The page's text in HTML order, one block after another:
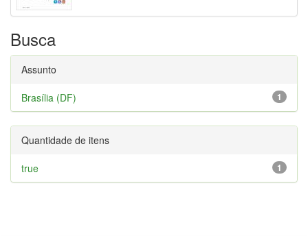
Busca
Assunto
1
Brasília (DF)
Quantidade de itens
1
true